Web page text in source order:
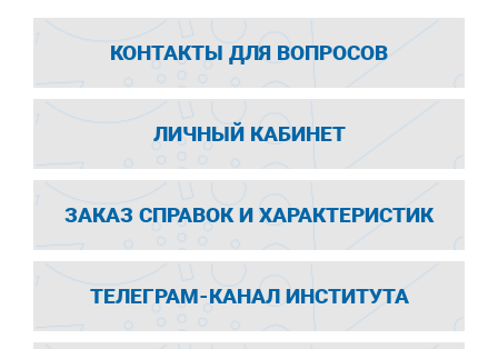
КОНТАКТЫ ДЛЯ ВОПРОСОВ
ЛИЧНЫЙ КАБИНЕТ
ЗАКАЗ СПРАВОК И ХАРАКТЕРИСТИК
ТЕЛЕГРАМ-КАНАЛ ИНСТИТУТА